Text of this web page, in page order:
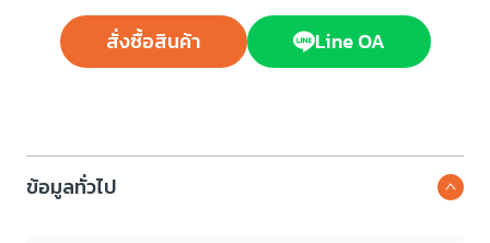
สั่งซื้อสินค้า Line OA
ข้อมูลทั่วไป